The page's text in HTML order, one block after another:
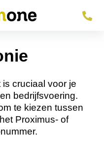
cruciaal voor je
bedrijfsvoering.
te kiezen tussen
Proximus- of